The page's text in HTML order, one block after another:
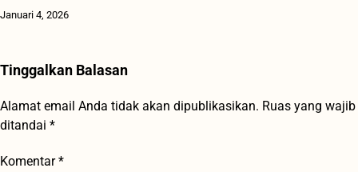
Januari 4, 2026
Tinggalkan Balasan
Alamat email Anda tidak akan dipublikasikan. Ruas yang wajib
ditandai *
Komentar*